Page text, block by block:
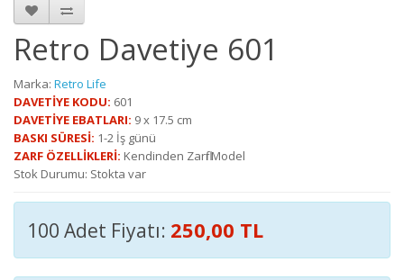
Retro Davetiye 601
Marka: Retro Life
DAVETİYE KODU: 601
DAVETİYE EBATLARI: 9 x 17.5 cm
BASKI SÜRESİ: 1-2 İş günü
ZARF ÖZELLİKLERİ: Kendinden Zarflı Model
Stok Durumu: Stokta var
100 Adet Fiyatı: 250,00 TL